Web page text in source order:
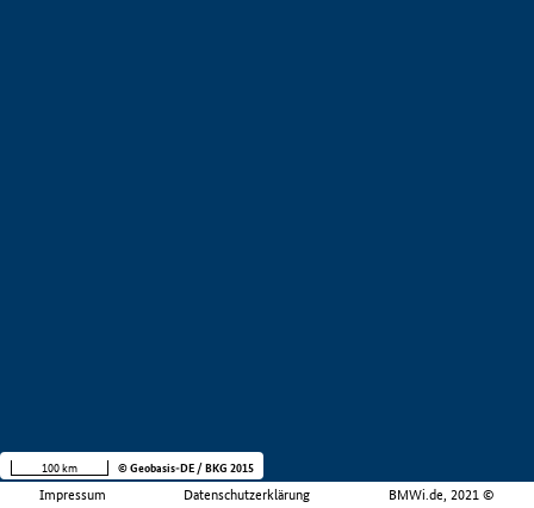
Impressum Datenschutzerklärung BMWi.de, 2021 ©
100 km © Geobasis-DE / BKG 2015